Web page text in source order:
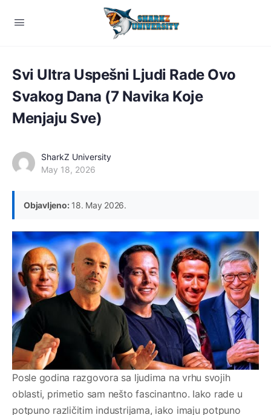
Svi Ultra Uspešni Ljudi Rade Ovo
Svakog Dana (7 Navika Koje
Menjaju Sve)
SharkZ University
May 18, 2026
Objavljeno:18. May 2026.
Posle godina razgovora sa ljudima na vrhu svojih
oblasti, primetio sam nešto fascinantno. Iako rade u
potpuno različitim industrijama, iako imaju potpuno